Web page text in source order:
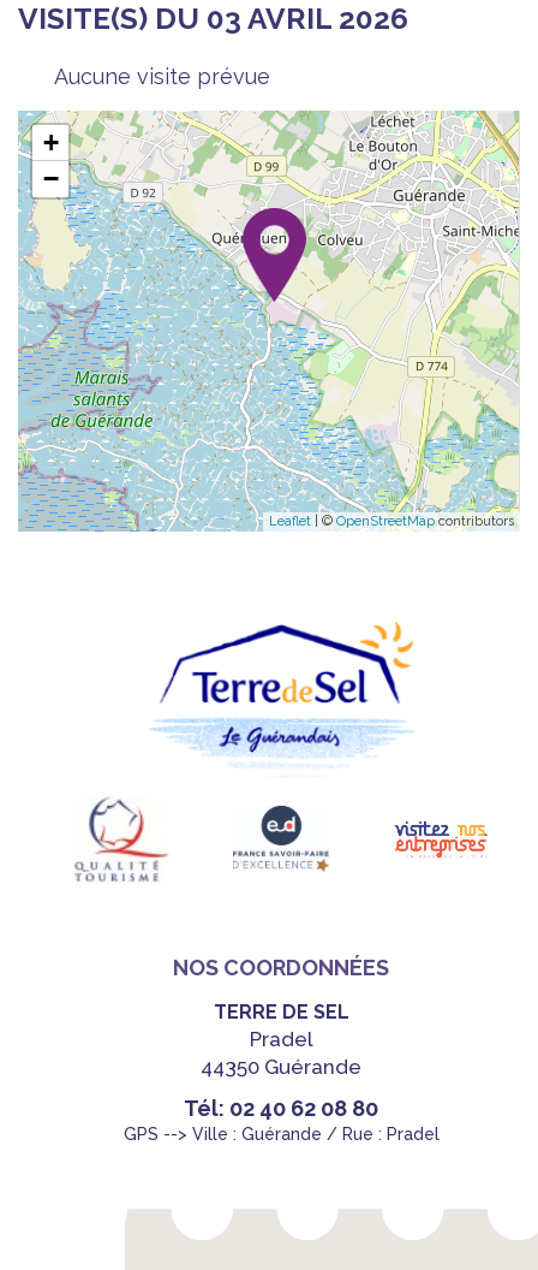
VISITE(S) DU 03 AVRIL 2026
Aucune visite prévue
+
−
Leaflet | © OpenStreetMapcontributors
NOS COORDONNÉES
TERRE DE SEL
Pradel
44350 Guérande
Tél: 02 40 62 08 80
GPS --> Ville : Guérande / Rue : Pradel